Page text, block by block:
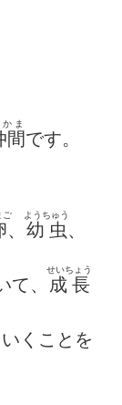
間
ま
です。
ご
、 幼虫
ようちゅう
、
て、 成長
せいちょう
くことを